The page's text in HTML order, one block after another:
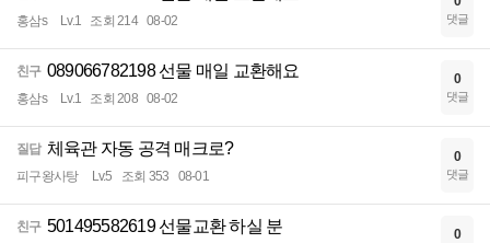
홍삼s Lv.1 조회 214 08-02 댓글
친구 089066782198 선물 매일 교환해요
홍삼s Lv.1 조회 208 08-02
0
댓글
질답 체육관 자동 공격 매크로?
피구왕사탕 Lv.5 조회 353 08-01
0
댓글
친구 501495582619 선물교환 하실 분 0